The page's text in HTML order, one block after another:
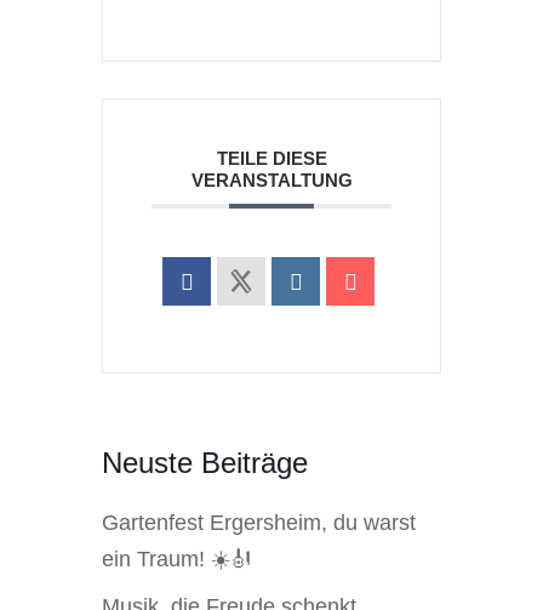
TEILE DIESE
VERANSTALTUNG
Neuste Beiträge
Gartenfest Ergersheim, du warst
ein Traum! ☀️🎻